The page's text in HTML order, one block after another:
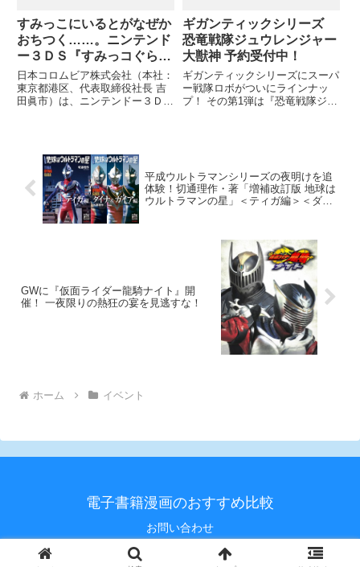
すみっこにいるとがなぜか
おちつく……。ニンテンド
ー３ＤＳ『すみっコぐらし
むらをつくるんです』7月
21日発売
日本コロムビア株式会社（本社：
東京都港区、代表取締役社長 吉
田眞市）は、ニンテンドー３ＤＳ
ギガンティックシリーズ
恐竜戦隊ジュウレンジャー
大獣神 予約受付中！
ギガンティックシリーズにスーパ
ー戦隊ロボがついにラインナッ
プ！ その第1弾は『恐竜戦隊ジュ
平成ウルトラマンシリーズの夜明けを追
体験！切通理作・著「増補改訂版 地球は
ウルトラマンの星」＜ティガ編＞＜ダイ
GWに『仮面ライダー龍騎ナイト』開
催！ 一夜限りの熱狂の宴を見逃すな！
ホーム イベント
電子書籍漫画のおすすめ比較
お問い合わせ
© 2020 電子書籍漫画のおすすめ比較.